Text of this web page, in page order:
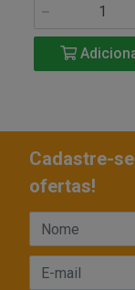
Cadastre-
ofertas!